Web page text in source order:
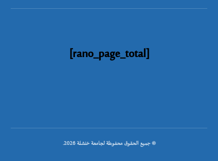
[rano_page_total]
© جميع الحقوق محفوظة لجامعة خنشلة 2026.